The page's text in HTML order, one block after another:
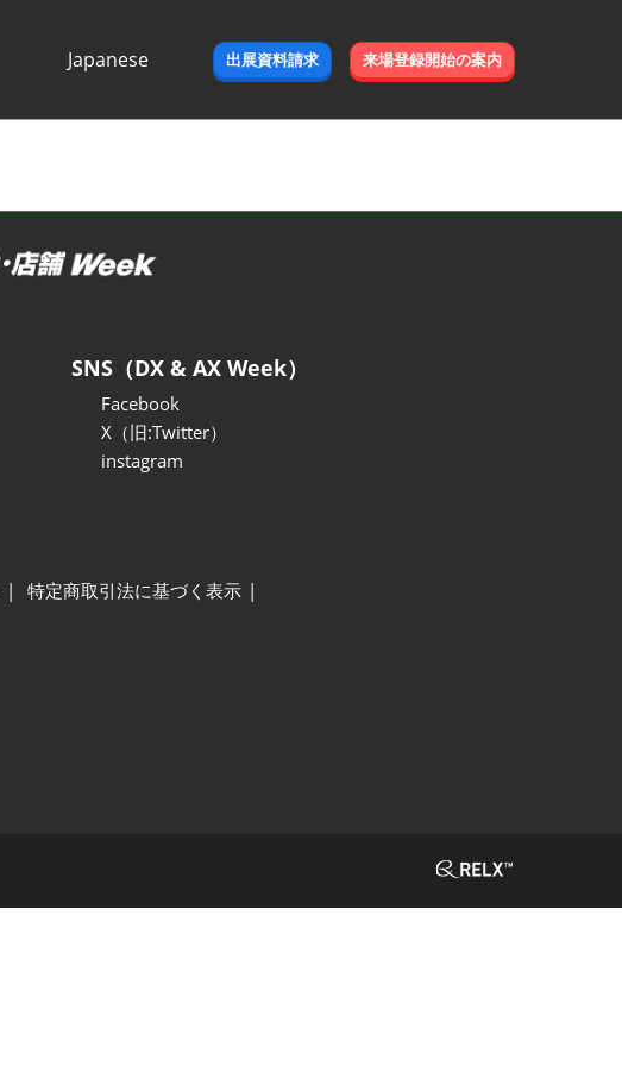
Japanese
出展資料請求 来場登録開始の案内
SNS（DX & AX Week）
Facebook
X（旧:Twitter）
instagram
特定商取引法に基づく表示